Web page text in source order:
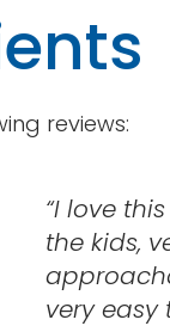
reviews:
“I love
the kids,
very